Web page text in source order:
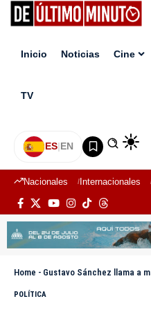
Inicio Noticias Cine
TV
ES|EN
Nacionales Internacionales
Home - Gustavo Sánchez llama a marcha
POLÍTICA